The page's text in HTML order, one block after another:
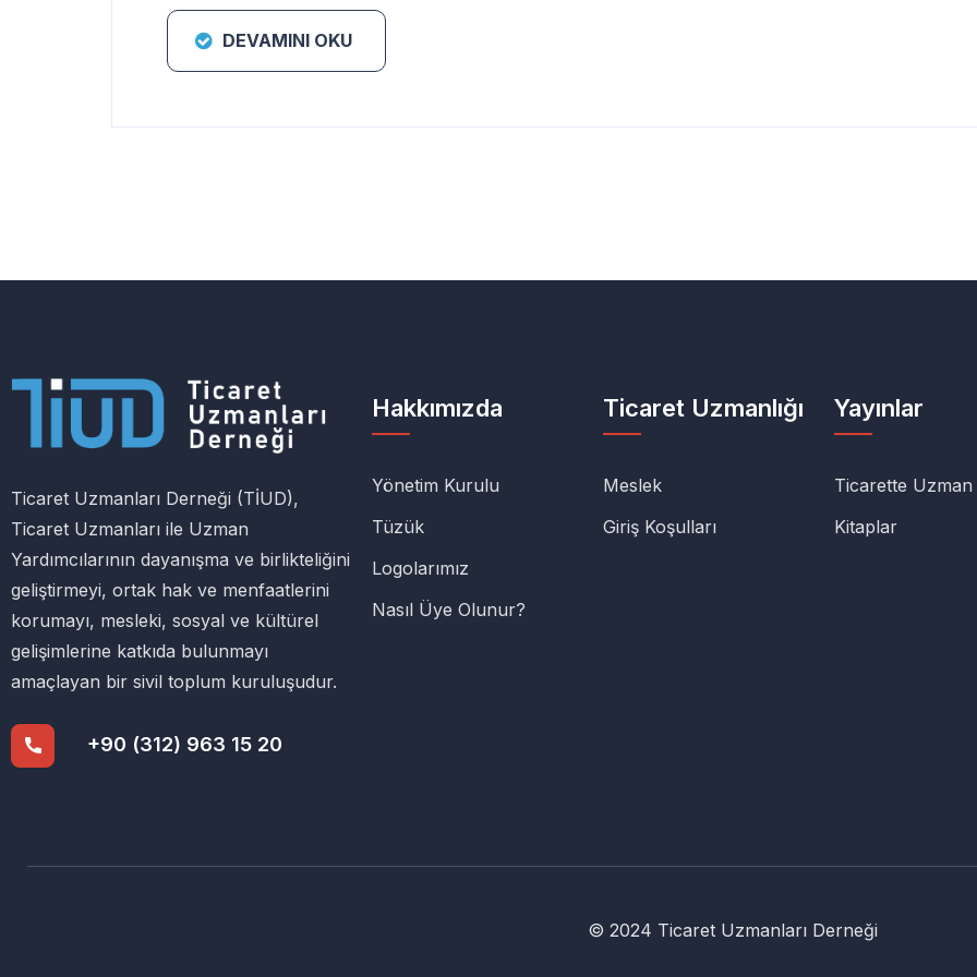
DEVAMINI OKU
Ticaret Uzmanları Derneği (TİUD),
Ticaret Uzmanları ile Uzman
Yardımcılarının dayanışma ve birlikteliğini
geliştirmeyi, ortak hak ve menfaatlerini
korumayı, mesleki, sosyal ve kültürel
gelişimlerine katkıda bulunmayı
amaçlayan bir sivil toplum kuruluşudur.
+90 (312) 963 15 20
Hakkımızda
Yönetim Kurulu
Tüzük
Logolarımız
Nasıl Üye Olunur?
Ticaret Uzmanlığı
Meslek
Giriş Koşulları
Yayınlar
Ticarette
Kitaplar
© 2024 Ticaret Uzmanları Derneği